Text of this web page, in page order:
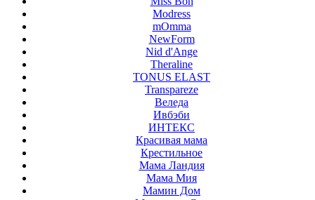
Modress
mOmma
NewForm
Nid d'Ange
Theraline
TONUS ELAST
Transpareze
Веледа
Ивбэби
ИНТЕКС
Красивая мама
Крестильное
Мама Ландия
Мама Мия
Мамин Дом